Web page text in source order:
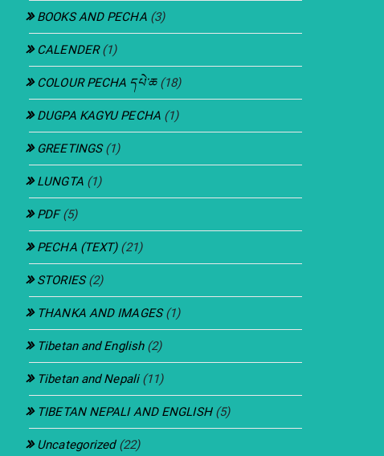
BOOKS AND PECHA(3)
CALENDER(1)
COLOUR PECHA དཔེ་ཆ(18)
DUGPA KAGYU PECHA(1)
GREETINGS(1)
LUNGTA(1)
PDF(5)
PECHA (TEXT)(21)
STORIES(2)
THANKA AND IMAGES(1)
Tibetan and English(2)
Tibetan and Nepali(11)
TIBETAN NEPALI AND ENGLISH(5)
Uncategorized(22)